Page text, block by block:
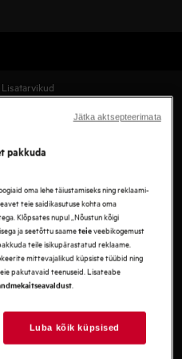
Lisatarvikud
hoiate oma nõud ja
pakkuda
oma lehe täiustamiseks ning reklaami-
teie saidikasutuse kohta oma
Klõpsates nupul „Nõustun kõigi
ja seetõttu saameteieveebikogemust
teile isikupärastatud reklaame.
mittevajalikud küpsiste tüübid ning
pakutavaid teenuseid. Lisateabe
.
Luba kõik küpsised
Jätka aktsepteerimata